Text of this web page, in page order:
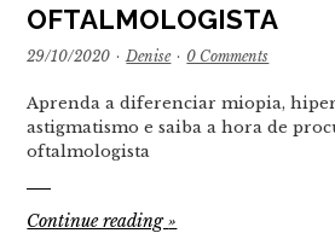
OFTALMOLOGISTA
29/10/2020 · Denise · 0 Comments
Aprenda a diferenciar miopia,
astigmatismo e saiba a hora de
oftalmologista
Continue reading»